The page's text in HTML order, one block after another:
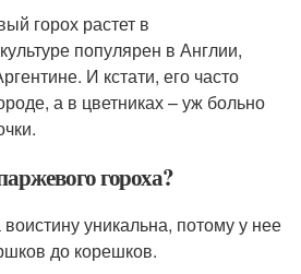
горох растет в
популярен в Англии,
И кстати, его часто
а в цветниках – уж больно
гороха?
уникальна, потому у нее
до корешков.